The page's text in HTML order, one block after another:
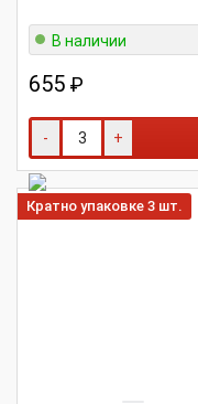
В наличии
655 ₽
- +
Кратно упаковке 3 шт.